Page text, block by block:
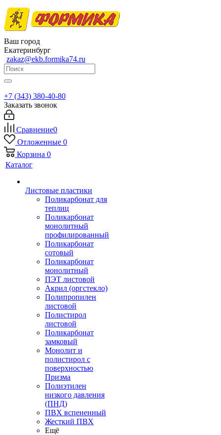
Ваш город
Екатеринбург
zakaz@ekb.formika74.ru
+7 (343) 380-40-80
Заказать звонок
Сравнение0
Отложенные 0
Корзина 0
Каталог
Листовые пластики
Поликарбонат для
теплиц
Поликарбонат
монолитный
профилированный
Поликарбонат
сотовый
Поликарбонат
монолитный
ПЭТ листовой
Акрил (оргстекло)
Полипропилен
листовой
Полистирол
листовой
Поликарбонат
замковый
Монолит и
полистирол с
поверхностью
Призма
Полиэтилен
низкого давления
(ПНД)
ПВХ вспененный
Жесткий ПВХ
Ещё